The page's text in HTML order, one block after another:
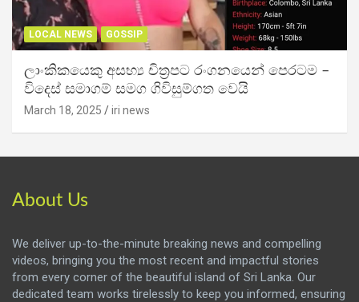
LOCAL NEWS GOSSIP
ලාංකිකයෙකු අසභ්‍ය චිත්‍රපට රංගනයෙන් පෙරටම –
විදෙස් සමාගම් සමග ගිවිසුම්ගත වෙයි
March 18, 2025 iri news
About Us
We deliver up-to-the-minute breaking news and compelling
videos, bringing you the most recent and impactful stories
from every corner of the beautiful island of Sri Lanka. Our
dedicated team works tirelessly to keep you informed, ensuring